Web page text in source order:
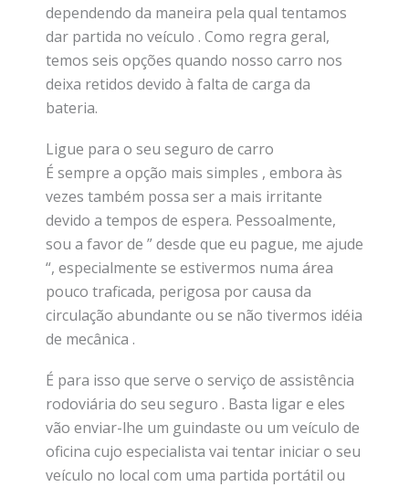
dependendo da maneira pela qual tentamos
dar partida no veículo . Como regra geral,
temos seis opções quando nosso carro nos
deixa retidos devido à falta de carga da
bateria.
Ligue para o seu seguro de carro
É sempre a opção mais simples , embora às
vezes também possa ser a mais irritante
devido a tempos de espera. Pessoalmente,
sou a favor de ” desde que eu pague, me ajude
“, especialmente se estivermos numa área
pouco traficada, perigosa por causa da
circulação abundante ou se não tivermos idéia
de mecânica .
É para isso que serve o serviço de assistência
rodoviária do seu seguro . Basta ligar e eles
vão enviar-lhe um guindaste ou um veículo de
oficina cujo especialista vai tentar iniciar o seu
veículo no local com uma partida portátil ou